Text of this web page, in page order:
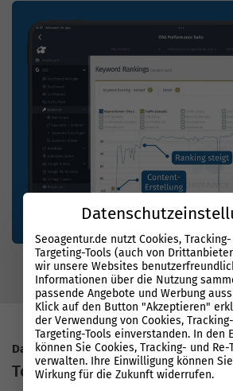
Datenbasierter Erfolg mit System
Top Rankings bei Google
Seoagentur.de nutzt Cookies,
Targeting-Tools (auch von
wir unsere Websites
Informationen über die Nutzung
passende Angebote und Werbung
Klick auf den Button "Akzeptieren"
der Verwendung von Cookies,
Targeting-Tools einverstanden. In den
können Sie Cookies, Tracking- und Re-
verwalten. Ihre Einwilligung können
Wirkung für die Zukunft widerrufen.